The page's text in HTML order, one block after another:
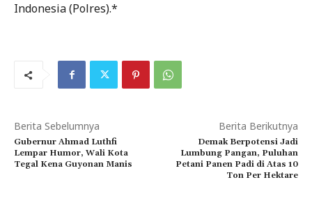
Indonesia (Polres).*
Berita Sebelumnya
Gubernur Ahmad Luthfi
Lempar Humor, Wali Kota
Tegal Kena Guyonan Manis
Berita Berikutnya
Demak Berpotensi Jadi
Lumbung Pangan, Puluhan
Petani Panen Padi di Atas 10
Ton Per Hektare